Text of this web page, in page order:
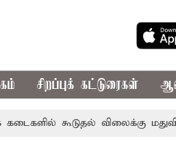
சிறப்புக் கட்டுரைகள்
கூடுதல் விலைக்கு